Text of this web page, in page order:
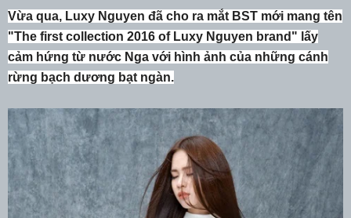
Vừa qua, Luxy Nguyen đã cho ra mắt BST mới mang tên
"The first collection 2016 of Luxy Nguyen brand" lấy
cảm hứng từ nước Nga với hình ảnh của những cánh
rừng bạch dương bạt ngàn.